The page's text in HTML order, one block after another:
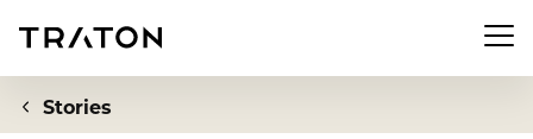
Stories